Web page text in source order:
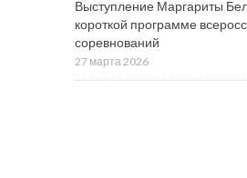
Выступление Маргариты
короткой программе
соревнований
27 марта 2026